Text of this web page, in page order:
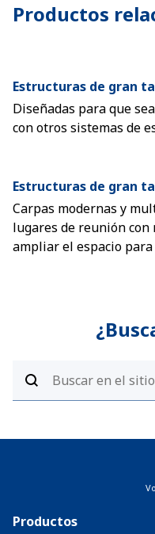
Productos
Estructuras de gran
Diseñadas para que
con otros sistemas de
Estructuras de gran
Carpas modernas y
lugares de reunión con
ampliar el espacio
Productos